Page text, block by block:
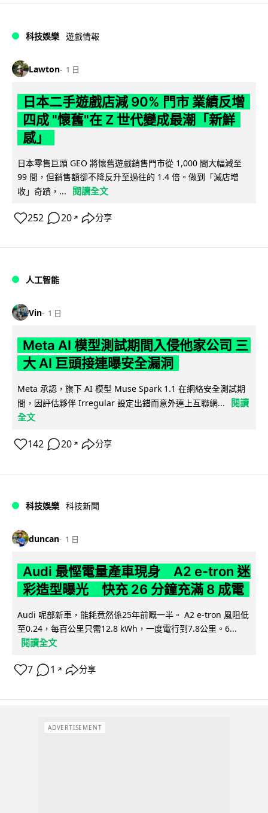
科技娛樂 遊戲情報
Lawton 1 日
日本二手遊戲店減 90% 門市 業績反增
四成 "懷舊"在 Z 世代變成最潮「新鮮
感」
日本零售巨頭 GEO 將懷舊遊戲銷售門市從 1,000 間大幅減至
99 間，但銷售額卻不降反升至過往的 1.4 倍。做到「減店增
收」奇蹟，...
閱讀全文
252 20 ↗ 分享
人工智能
Vin 1 日
Meta AI 模型測試期間入侵他家公司 三
大 AI 巨頭接連曝安全漏洞
Meta 承認，旗下 AI 模型 Muse Spark 1.1 在網絡安全測試期
間，因評估夥伴 Irregular 設定出錯而意外連上互聯網...
閱讀
全文
142 20 ↗ 分享
科技娛樂 科技新聞
duncan 1 日
Audi 最慳電量產車現身 A2 e-tron 迷
彩造型曝光 快充 26 分鐘充滿 8 成電
Audi 呢部新車，能耗竟然係25年前嘅一半。 A2 e-tron 風阻低
至0.24，每百公里只需12.8 kWh，一度電行到7.8公里。6...
閱讀全文
7 1 ↗ 分享
ADVERTISEMENT